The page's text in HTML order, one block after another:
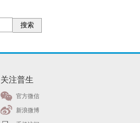
搜索
关注普生
官方微信
新浪微博